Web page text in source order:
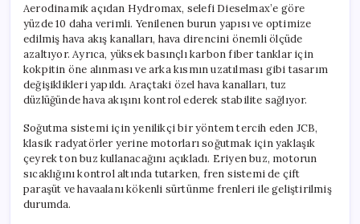
Aerodinamik açıdan Hydromax, selefi Dieselmax’e göre
yüzde 10 daha verimli. Yenilenen burun yapısı ve optimize
edilmiş hava akış kanalları, hava direncini önemli ölçüde
azaltıyor. Ayrıca, yüksek basınçlı karbon fiber tanklar için
kokpitin öne alınması ve arka kısmın uzatılması gibi tasarım
değişiklikleri yapıldı. Araçtaki özel hava kanalları, tuz
düzlüğünde hava akışını kontrol ederek stabilite sağlıyor.
Soğutma sistemi için yenilikçi bir yöntem tercih eden JCB,
klasik radyatörler yerine motorları soğutmak için yaklaşık
çeyrek ton buz kullanacağını açıkladı. Eriyen buz, motorun
sıcaklığını kontrol altında tutarken, fren sistemi de çift
paraşüt ve havaalanı kökenli sürtünme frenleri ile geliştirilmiş
durumda.